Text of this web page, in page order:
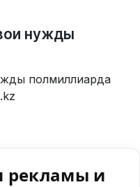
нужды
полмиллиарда
рекламы и